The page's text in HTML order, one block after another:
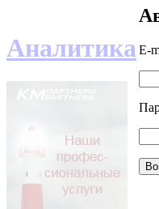
E-
Аналитика